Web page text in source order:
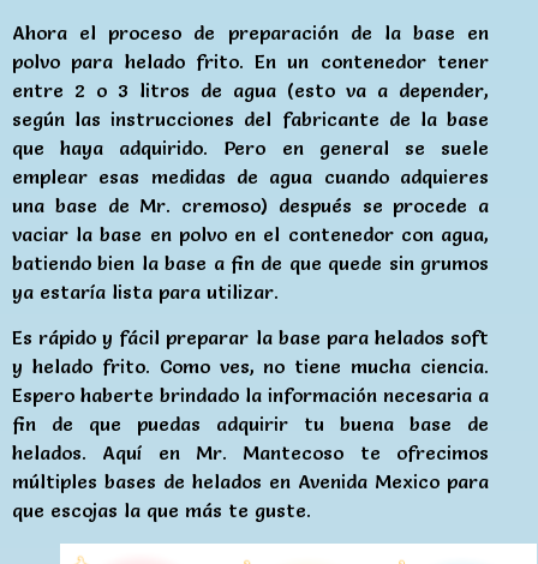
Ahora el proceso de preparación de la base en
polvo para helado frito. En un contenedor tener
entre 2 o 3 litros de agua (esto va a depender,
según las instrucciones del fabricante de la base
que haya adquirido. Pero en general se suele
emplear esas medidas de agua cuando adquieres
una base de Mr. cremoso) después se procede a
vaciar la base en polvo en el contenedor con agua,
batiendo bien la base a fin de que quede sin grumos
ya estaría lista para utilizar.
Es rápido y fácil preparar la base para helados soft
y helado frito. Como ves, no tiene mucha ciencia.
Espero haberte brindado la información necesaria a
fin de que puedas adquirir tu buena base de
helados. Aquí en Mr. Mantecoso te ofrecimos
múltiples bases de helados en Avenida Mexico para
que escojas la que más te guste.